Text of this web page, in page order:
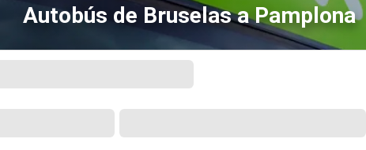
Autobús de Bruselas a Pamplona